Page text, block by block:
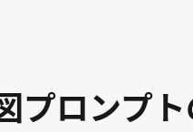
プロンプト